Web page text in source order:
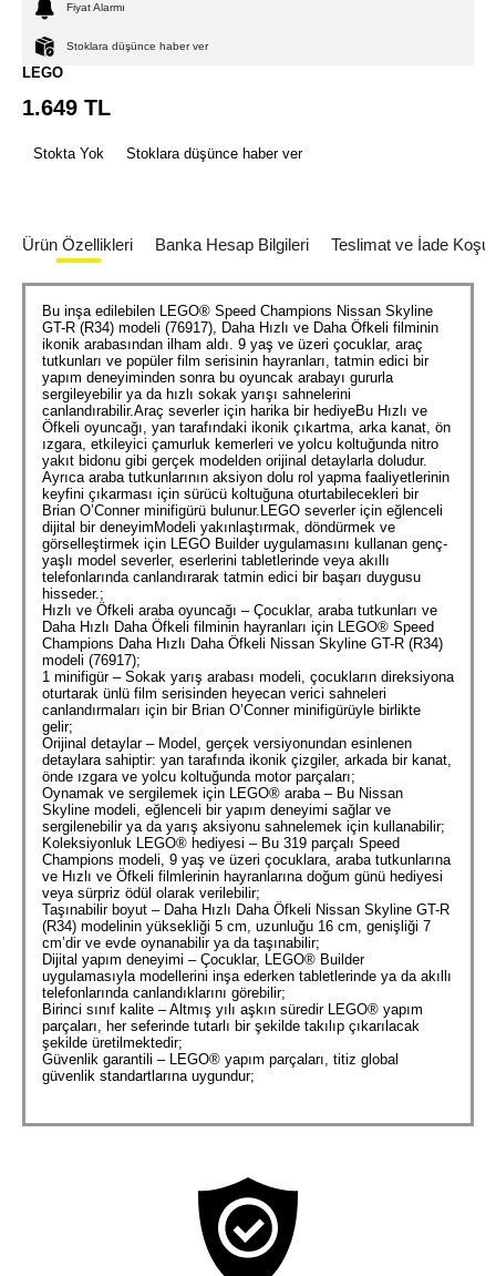
Fiyat Alarmı
Stoklara düşünce haber ver
LEGO
1.649 TL
Stokta Yok Stoklara düşünce haber ver
Ürün Özellikleri Banka Hesap Bilgileri Teslimat ve İade
Bu inşa edilebilen LEGO® Speed Champions Nissan Skyline
GT-R (R34) modeli (76917), Daha Hızlı ve Daha Öfkeli filminin
ikonik arabasından ilham aldı. 9 yaş ve üzeri çocuklar, araç
tutkunları ve popüler film serisinin hayranları, tatmin edici bir
yapım deneyiminden sonra bu oyuncak arabayı gururla
sergileyebilir ya da hızlı sokak yarışı sahnelerini
canlandırabilir.Araç severler için harika bir hediyeBu Hızlı ve
Öfkeli oyuncağı, yan tarafındaki ikonik çıkartma, arka kanat, ön
ızgara, etkileyici çamurluk kemerleri ve yolcu koltuğunda nitro
yakıt bidonu gibi gerçek modelden orijinal detaylarla doludur.
Ayrıca araba tutkunlarının aksiyon dolu rol yapma faaliyetlerinin
keyfini çıkarması için sürücü koltuğuna oturtabilecekleri bir
Brian O’Conner minifigürü bulunur.LEGO severler için eğlenceli
dijital bir deneyimModeli yakınlaştırmak, döndürmek ve
görselleştirmek için LEGO Builder uygulamasını kullanan genç-
yaşlı model severler, eserlerini tabletlerinde veya akıllı
telefonlarında canlandırarak tatmin edici bir başarı duygusu
hisseder.;
Hızlı ve Öfkeli araba oyuncağı – Çocuklar, araba tutkunları ve
Daha Hızlı Daha Öfkeli filminin hayranları için LEGO® Speed
Champions Daha Hızlı Daha Öfkeli Nissan Skyline GT-R (R34)
modeli (76917);
1 minifigür – Sokak yarış arabası modeli, çocukların direksiyona
oturtarak ünlü film serisinden heyecan verici sahneleri
canlandırmaları için bir Brian O’Conner minifigürüyle birlikte
gelir;
Orijinal detaylar – Model, gerçek versiyonundan esinlenen
detaylara sahiptir: yan tarafında ikonik çizgiler, arkada bir kanat,
önde ızgara ve yolcu koltuğunda motor parçaları;
Oynamak ve sergilemek için LEGO® araba – Bu Nissan
Skyline modeli, eğlenceli bir yapım deneyimi sağlar ve
sergilenebilir ya da yarış aksiyonu sahnelemek için kullanabilir;
Koleksiyonluk LEGO® hediyesi – Bu 319 parçalı Speed
Champions modeli, 9 yaş ve üzeri çocuklara, araba tutkunlarına
ve Hızlı ve Öfkeli filmlerinin hayranlarına doğum günü hediyesi
veya sürpriz ödül olarak verilebilir;
Taşınabilir boyut – Daha Hızlı Daha Öfkeli Nissan Skyline GT-R
(R34) modelinin yüksekliği 5 cm, uzunluğu 16 cm, genişliği 7
cm’dir ve evde oynanabilir ya da taşınabilir;
Dijital yapım deneyimi – Çocuklar, LEGO® Builder
uygulamasıyla modellerini inşa ederken tabletlerinde ya da akıllı
telefonlarında canlandıklarını görebilir;
Birinci sınıf kalite – Altmış yılı aşkın süredir LEGO® yapım
parçaları, her seferinde tutarlı bir şekilde takılıp çıkarılacak
şekilde üretilmektedir;
Güvenlik garantili – LEGO® yapım parçaları, titiz global
güvenlik standartlarına uygundur;